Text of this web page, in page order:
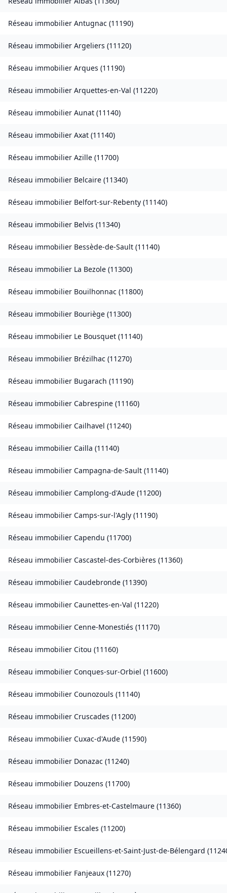
Réseau immobilier Antugnac (11190)
Réseau immobilier Argeliers (11120)
Réseau immobilier Arques (11190)
Réseau immobilier Arquettes-en-Val (11220)
Réseau immobilier Aunat (11140)
Réseau immobilier Axat (11140)
Réseau immobilier Azille (11700)
Réseau immobilier Belcaire (11340)
Réseau immobilier Belfort-sur-Rebenty (11140)
Réseau immobilier Belvis (11340)
Réseau immobilier Bessède-de-Sault (11140)
Réseau immobilier La Bezole (11300)
Réseau immobilier Bouilhonnac (11800)
Réseau immobilier Bouriège (11300)
Réseau immobilier Le Bousquet (11140)
Réseau immobilier Brézilhac (11270)
Réseau immobilier Bugarach (11190)
Réseau immobilier Cabrespine (11160)
Réseau immobilier Cailhavel (11240)
Réseau immobilier Cailla (11140)
Réseau immobilier Campagna-de-Sault (11140)
Réseau immobilier Camplong-d'Aude (11200)
Réseau immobilier Camps-sur-l'Agly (11190)
Réseau immobilier Capendu (11700)
Réseau immobilier Cascastel-des-Corbières (11360)
Réseau immobilier Caudebronde (11390)
Réseau immobilier Caunettes-en-Val (11220)
Réseau immobilier Cenne-Monestiés (11170)
Réseau immobilier Citou (11160)
Réseau immobilier Conques-sur-Orbiel (11600)
Réseau immobilier Counozouls (11140)
Réseau immobilier Cruscades (11200)
Réseau immobilier Cuxac-d'Aude (11590)
Réseau immobilier Donazac (11240)
Réseau immobilier Douzens (11700)
Réseau immobilier Embres-et-Castelmaure (11360)
Réseau immobilier Escales (11200)
Réseau immobilier Escueillens-et-Saint-Just-de-Bélengard (
Réseau immobilier Fanjeaux (11270)